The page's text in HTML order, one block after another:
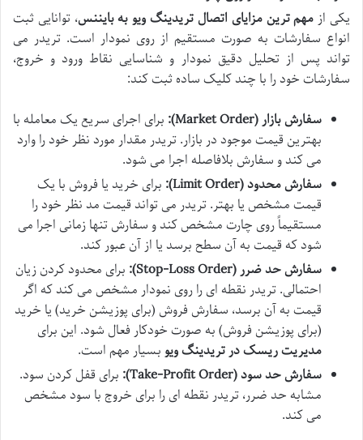
یکی از مهم ترین مزایای اتصال تریدینگ ویو به بایننس، توانایی ثبت
انواع سفارشات به صورت مستقیم از روی نمودار است. تریدر می
تواند پس از تحلیل دقیق نمودار و شناسایی نقاط ورود و خروج،
سفارشات خود را با چند کلیک ساده ثبت کند:
سفارش بازار (Market Order):
برای اجرای سریع یک معامله با
بهترین قیمت موجود در بازار. تریدر مقدار مورد نظر خود را وارد
می کند و سفارش بلافاصله اجرا می شود.
سفارش محدود (Limit Order):
برای خرید یا فروش با یک
قیمت مشخص یا بهتر. تریدر می تواند قیمت مد نظر خود را
مستقیماً روی چارت مشخص کند و سفارش تنها زمانی اجرا می
شود که قیمت به آن سطح برسد یا از آن عبور کند.
سفارش حد ضرر (Stop-Loss Order):
برای محدود کردن زیان
احتمالی. تریدر نقطه ای را روی نمودار مشخص می کند که اگر
قیمت به آن برسد، سفارش فروش (برای پوزیشن خرید) یا خرید
(برای پوزیشن فروش) به صورت خودکار فعال شود. این برای
مدیریت ریسک در تریدینگ ویوبسیار مهم است.
سفارش حد سود (Take-Profit Order):
برای قفل کردن سود.
مشابه حد ضرر، تریدر نقطه ای را برای خروج با سود مشخص
می کند.